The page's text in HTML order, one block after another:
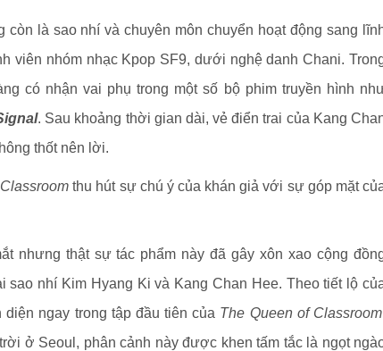
còn là sao nhí và chuyên môn chuyển hoạt động sang
viên nhóm nhạc Kpop SF9, dưới nghệ danh Chani.
có nhận vai phụ trong một số bộ phim truyền hình
. Sau khoảng thời gian dài, vẻ điển trai của Kang
thốt nên lời.
thu hút sự chú ý của khán giả với sự góp mặt
nhưng thật sự tác phẩm này đã gây xôn xao cộng
sao nhí Kim Hyang Ki và Kang Chan Hee. Theo tiết lộ
ngay trong tập đầu tiên của The Queen of Classroom
ở Seoul, phân cảnh này được khen tấm tắc là ngọt